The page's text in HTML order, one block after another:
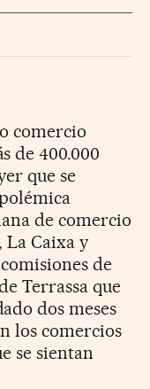
comercio
de 400.000
que se
de comercio
La Caixa y
de
Terrassa que
dos meses
los comercios
se sientan